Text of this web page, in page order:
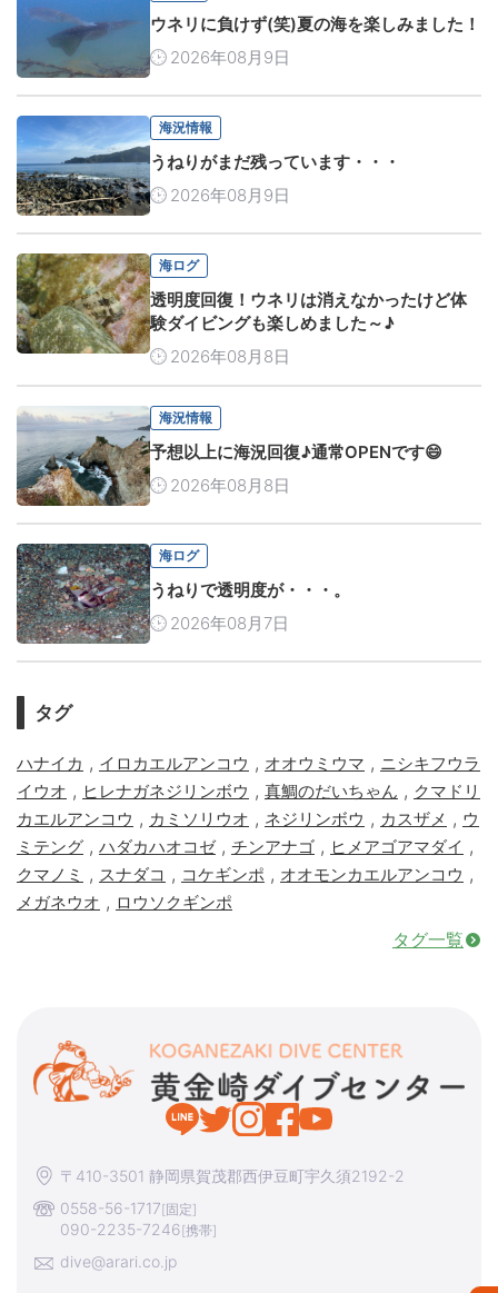
ウネリに負けず(笑)夏の海を楽しみました！
2026年08月9日
海況情報
うねりがまだ残っています・・・
2026年08月9日
海ログ
透明度回復！ウネリは消えなかったけど体
験ダイビングも楽しめました～♪
2026年08月8日
海況情報
予想以上に海況回復♪通常OPENです😄
2026年08月8日
海ログ
うねりで透明度が・・・。
2026年08月7日
タグ
ハナイカ , イロカエルアンコウ , オオウミウマ , ニシキフウラ
イウオ , ヒレナガネジリンボウ , 真鯛のだいちゃん , クマドリ
カエルアンコウ , カミソリウオ , ネジリンボウ , カスザメ , ウ
ミテング , ハダカハオコゼ, チンアナゴ , ヒメアゴアマダイ ,
クマノミ , スナダコ , コケギンポ , オオモンカエルアンコウ ,
メガネウオ , ロウソクギンポ
タグ一覧
〒410-3501 静岡県賀茂郡西伊豆町宇久須2192-2
0558-56-1717[固定]
090-2235-7246[携帯]
dive@arari.co.jp